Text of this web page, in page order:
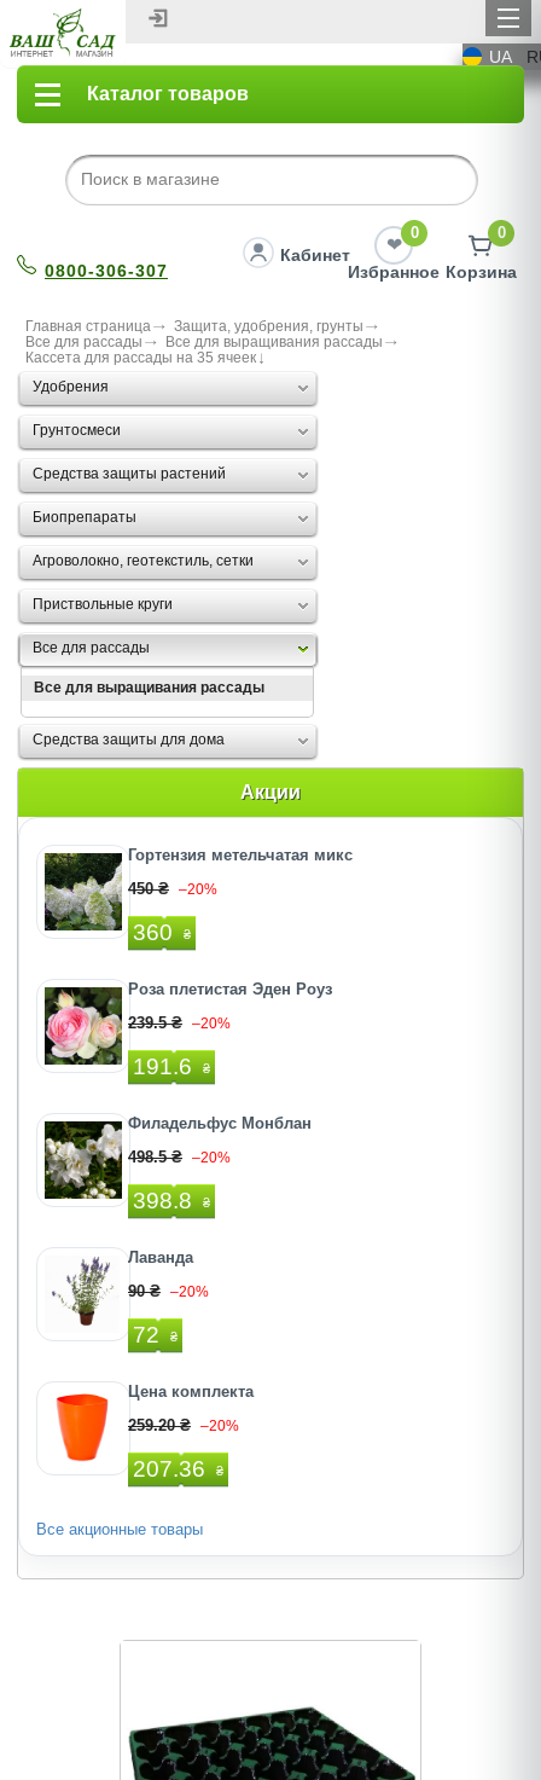
UA
Каталог товаров
0800-306-307
Кабинет
0
Избранное
0
Корзина
Главная страница
Защита, удобрения, грунты
Все для рассады
Все для выращивания рассады
Кассета для рассады на 35 ячеек
Удобрения
Грунтосмеси
Средства защиты растений
Биопрепараты
Агроволокно, геотекстиль, сетки
Приствольные круги
Все для рассады
Все для выращивания рассады
Средства защиты для дома
Акции
Гортензия метельчатая микс
450 ₴ –20%
360 ₴
Роза плетистая Эден Роуз
239.5 ₴ –20%
191.6 ₴
Филадельфус Монблан
498.5 ₴ –20%
398.8 ₴
Лаванда
90 ₴ –20%
72 ₴
Цена комплекта
259.20 ₴ –20%
207.36 ₴
Все акционные товары